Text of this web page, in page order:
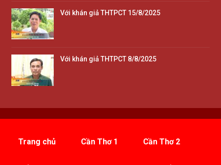
Với khán giả THTPCT 15/8/2025
Với khán giả THTPCT 8/8/2025
Trang chủ Cần Thơ 1 Cần Thơ 2